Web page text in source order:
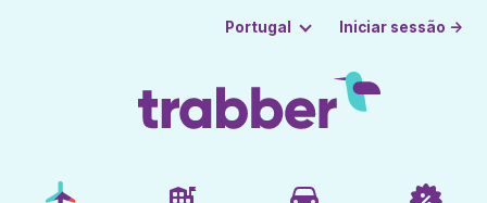
Portugal Iniciar sessão →